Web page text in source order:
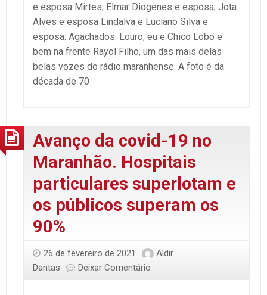
e esposa Mirtes; Elmar Diogenes e esposa; Jota
Alves e esposa Lindalva e Luciano Silva e
esposa. Agachados: Louro, eu e Chico Lobo e
bem na frente Rayol Filho, um das mais delas
belas vozes do rádio maranhense. A foto é da
década de 70
Avanço da covid-19 no
Maranhão. Hospitais
particulares superlotam e
os públicos superam os
90%
26 de fevereiro de 2021
Aldir
Dantas
Deixar Comentário